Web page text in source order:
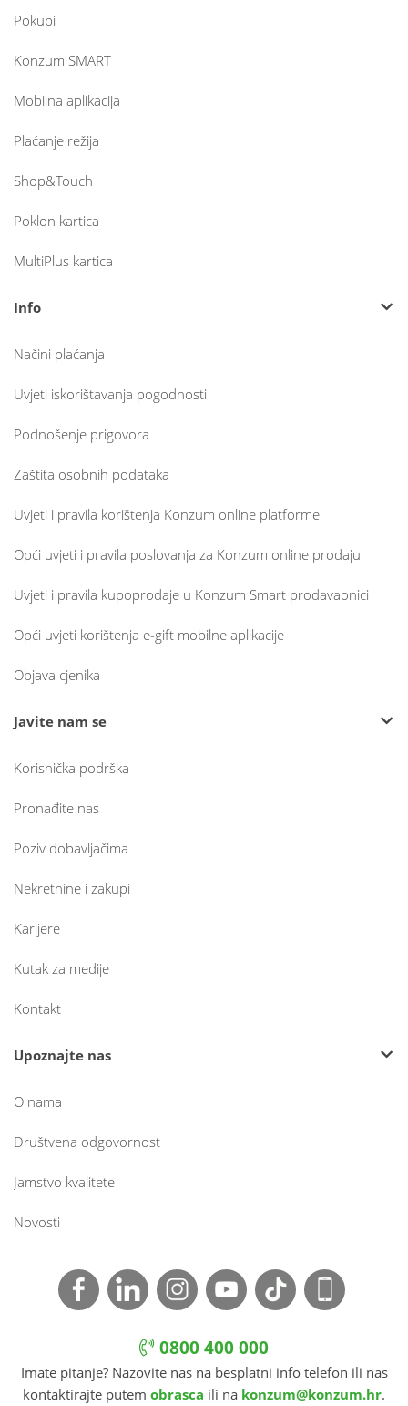
Pokupi
Konzum SMART
Mobilna aplikacija
Plaćanje režija
Shop&Touch
Poklon kartica
MultiPlus kartica
Info
Načini plaćanja
Uvjeti iskorištavanja pogodnosti
Podnošenje prigovora
Zaštita osobnih podataka
Uvjeti i pravila korištenja Konzum online platforme
Opći uvjeti i pravila poslovanja za Konzum online prodaju
Uvjeti i pravila kupoprodaje u Konzum Smart prodavaonici
Opći uvjeti korištenja e-gift mobilne aplikacije
Objava cjenika
Javite nam se
Korisnička podrška
Pronađite nas
Poziv dobavljačima
Nekretnine i zakupi
Karijere
Kutak za medije
Kontakt
Upoznajte nas
O nama
Društvena odgovornost
Jamstvo kvalitete
Novosti
0800 400 000
Imate pitanje? Nazovite nas na besplatni info telefon ili nas
kontaktirajte putem obrasca ili na konzum@konzum.hr.